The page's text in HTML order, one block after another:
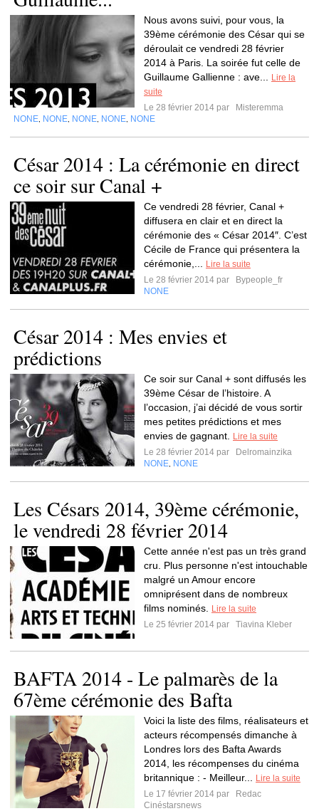
Nous avons suivi, pour vous, la
39ème cérémonie des César qui se
déroulait ce vendredi 28 février
2014 à Paris. La soirée fut celle de
Guillaume Gallienne : ave...
Lire la
suite
Le 28 février 2014 par
Misteremma
NONE NONE NONE NONE NONE
César 2014 : La cérémonie en direct
ce soir sur Canal +
Ce vendredi 28 février, Canal +
diffusera en clair et en direct la
cérémonie des « César 2014″. C’est
Cécile de France qui présentera la
cérémonie,...
Lire la suite
Le 28 février 2014 par
Bypeople_fr
NONE
César 2014 : Mes envies et
prédictions
Ce soir sur Canal + sont diffusés les
39ème César de l’histoire. A
l’occasion, j’ai décidé de vous sortir
mes petites prédictions et mes
envies de gagnant.
Lire la suite
Le 28 février 2014 par
Delromainzika
NONE NONE
Les Césars 2014, 39ème cérémonie,
le vendredi 28 février 2014
Cette année n'est pas un très grand
cru. Plus personne n'est intouchable
malgré un Amour encore
omniprésent dans de nombreux
films nominés.
Lire la suite
Le 25 février 2014 par
Tiavina Kleber
BAFTA 2014 - Le palmarès de la
67ème cérémonie des Bafta
Voici la liste des films, réalisateurs et
acteurs récompensés dimanche à
Londres lors des Bafta Awards
2014, les récompenses du cinéma
britannique : - Meilleur...
Lire la suite
Le 17 février 2014 par
Redac
Cinéstarsnews